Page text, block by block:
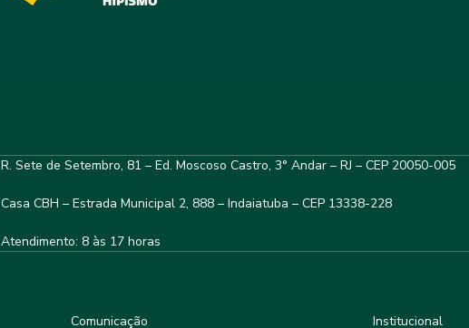
R. Sete de Setembro, 81 – Ed. Moscoso Castro, 3° Andar – RJ – CEP 20050-005
Casa CBH – Estrada Municipal 2, 888 – Indaiatuba – CEP 13338-228
Atendimento: 8 às 17 horas
Comunicação Institucional